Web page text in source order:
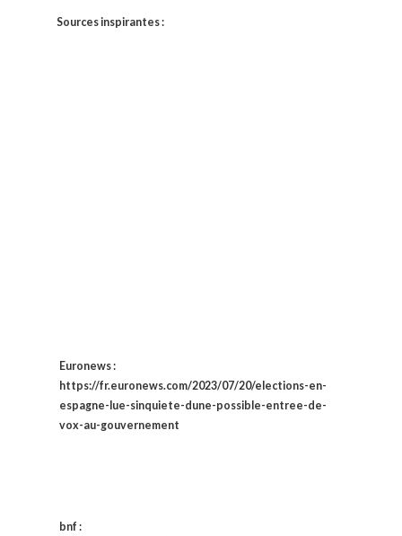
Sources inspirantes :
Euronews :
https://fr.euronews.com/2023/07/20/elections-en-
espagne-lue-sinquiete-dune-possible-entree-de-
vox-au-gouvernement
bnf :